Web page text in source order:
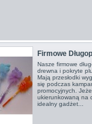
Firmowe
Nasze firmowe
drewna i pokryte
Mają przesłodki
się podczas
promocyjnych.
ukierunkowaną na
idealny gadżet...